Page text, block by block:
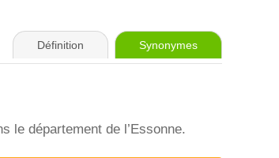
Définition Synonymes
le département de l’Essonne.